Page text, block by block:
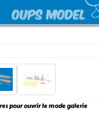
pour ouvrir le mode galerie